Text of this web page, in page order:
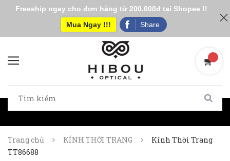
Trang chủ KÍNH THỜI TRANG
Kính Thời Trang
TT86688
Freeship ngay cho đơn hàng từ 200.000đ tại Shopee !!
Mua Ngay !!!
Share